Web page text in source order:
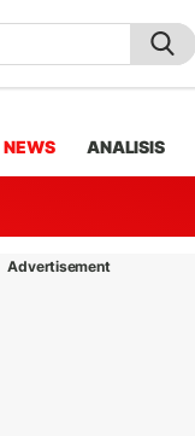
NEWS ANALISIS
Advertisement